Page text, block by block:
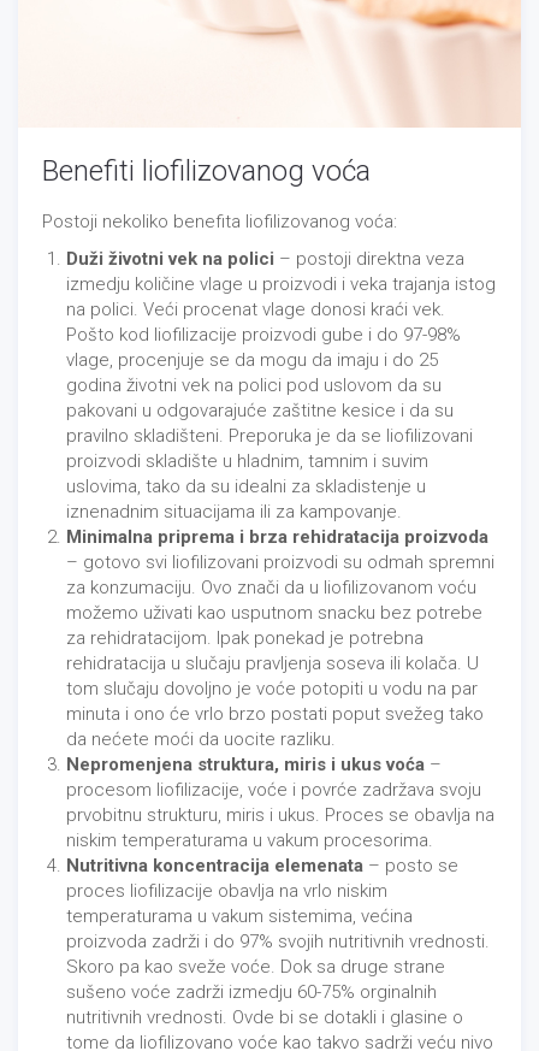
Benefiti liofilizovanog voća
Postoji nekoliko benefita liofilizovanog voća:
Duži životni vek na polici – postoji direktna veza
izmedju količine vlage u proizvodi i veka trajanja istog
na polici. Veći procenat vlage donosi kraći vek.
Pošto kod liofilizacije proizvodi gube i do 97-98%
vlage, procenjuje se da mogu da imaju i do 25
godina životni vek na polici pod uslovom da su
pakovani u odgovarajuće zaštitne kesice i da su
pravilno skladišteni. Preporuka je da se liofilizovani
proizvodi skladište u hladnim, tamnim i suvim
uslovima, tako da su idealni za skladistenje u
iznenadnim situacijama ili za kampovanje.
Minimalna priprema i brza rehidratacija proizvoda
– gotovo svi liofilizovani proizvodi su odmah spremni
za konzumaciju. Ovo znači da u liofilizovanom voću
možemo uživati kao usputnom snacku bez potrebe
za rehidratacijom. Ipak ponekad je potrebna
rehidratacija u slučaju pravljenja soseva ili kolača. U
tom slučaju dovoljno je voće potopiti u vodu na par
minuta i ono će vrlo brzo postati poput svežeg tako
da nećete moći da uocite razliku.
Nepromenjena struktura, miris i ukus voća –
procesom liofilizacije, voće i povrće zadržava svoju
prvobitnu strukturu, miris i ukus. Proces se obavlja na
niskim temperaturama u vakum procesorima.
Nutritivna koncentracija elemenata – posto se
proces liofilizacije obavlja na vrlo niskim
temperaturama u vakum sistemima, većina
proizvoda zadrži i do 97% svojih nutritivnih vrednosti.
Skoro pa kao sveže voće. Dok sa druge strane
sušeno voće zadrži izmedju 60-75% orginalnih
nutritivnih vrednosti. Ovde bi se dotakli i glasine o
tome da liofilizovano voće kao takvo sadrži veću nivo